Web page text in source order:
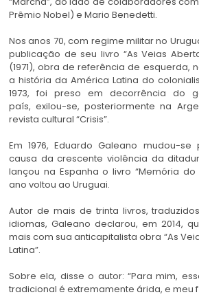
Prêmio Nobel) e Mario Benedetti.
Nos anos 70, com regime militar no
publicação de seu livro “As Veias
(1971), obra de referência de esquerda,
a história da América Latina do
1973, foi preso em decorrência do
país, exilou-se, posteriormente na
revista cultural “Crisis”.
Em 1976, Eduardo Galeano mudou-
causa da crescente violência da
lançou na Espanha o livro “Memória do
ano voltou ao Uruguai.
Autor de mais de trinta livros,
idiomas, Galeano declarou, em 2014,
mais com sua anticapitalista obra “As
Latina”.
Sobre ela, disse o autor: “Para mim,
tradicional é extremamente árida, e meu